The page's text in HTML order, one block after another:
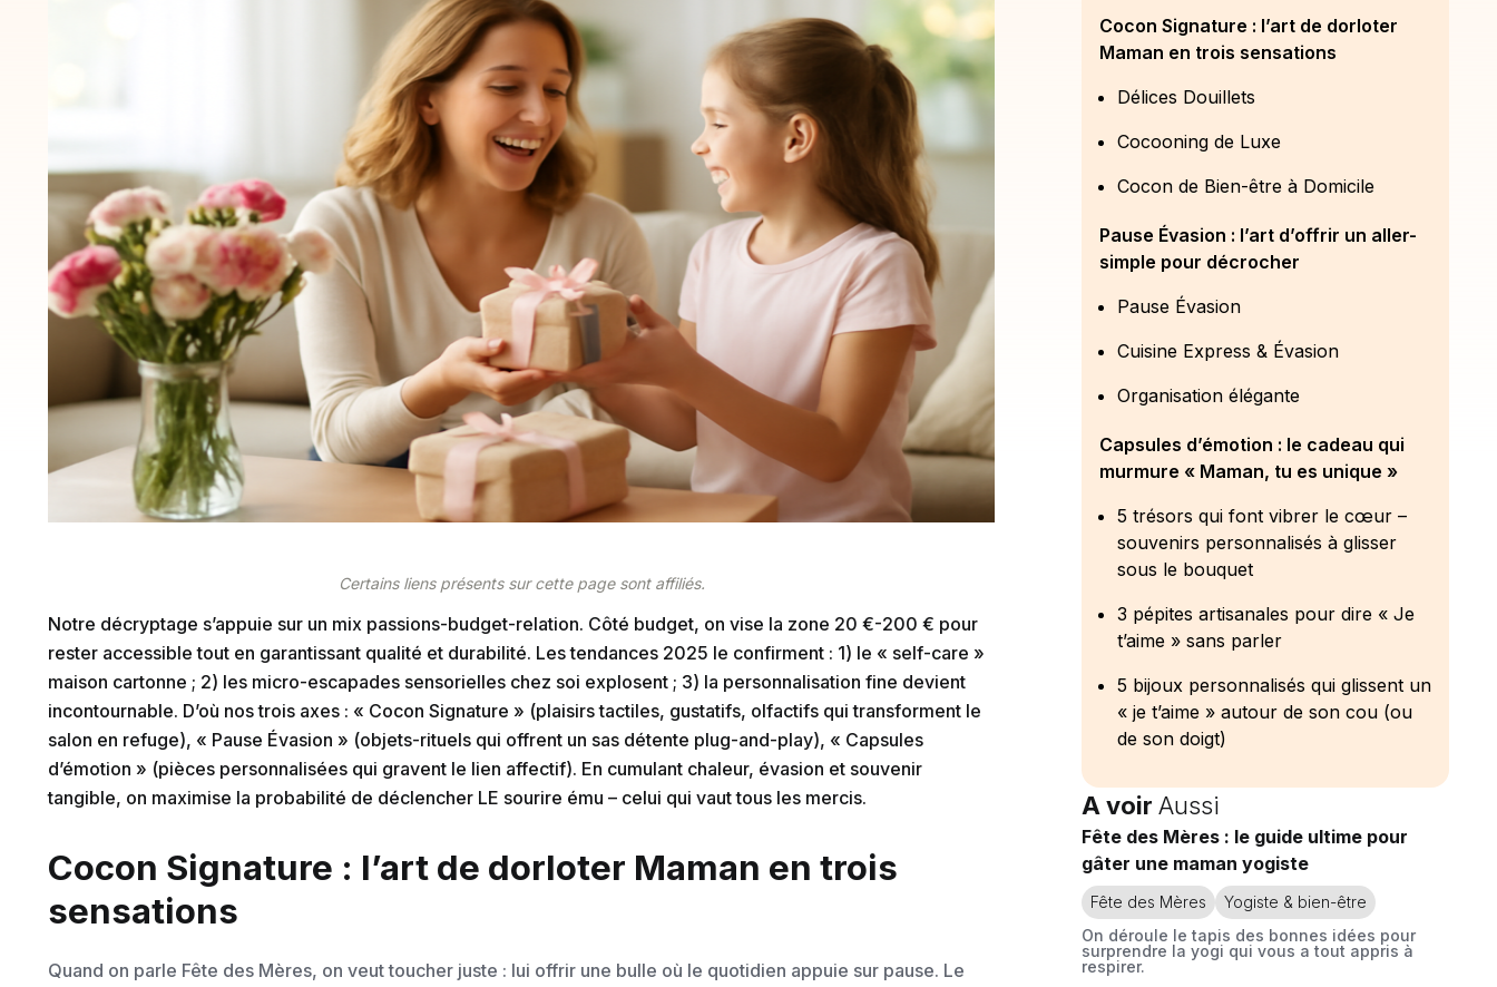
Certains liens présents sur cette page sont affiliés.
Notre décryptage s’appuie sur un mix passions-budget-relation. Côté budget, on vise la zone 20 €-200 € pour
rester accessible tout en garantissant qualité et durabilité. Les tendances 2025 le confirment : 1) le « self-care »
maison cartonne ; 2) les micro-escapades sensorielles chez soi explosent ; 3) la personnalisation fine devient
incontournable. D’où nos trois axes : « Cocon Signature » (plaisirs tactiles, gustatifs, olfactifs qui transforment le
salon en refuge), « Pause Évasion » (objets-rituels qui offrent un sas détente plug-and-play), « Capsules
d’émotion » (pièces personnalisées qui gravent le lien affectif). En cumulant chaleur, évasion et souvenir
tangible, on maximise la probabilité de déclencher LE sourire ému – celui qui vaut tous les mercis.
Cocon Signature : l’art de dorloter Maman en trois
sensations
Quand on parle Fête des Mères, on veut toucher juste : lui offrir une bulle où le quotidien appuie sur pause. Le
Cocon Signature : l’art de dorloter
Maman en trois sensations
Délices Douillets
Cocooning de Luxe
Cocon de Bien-être à Domicile
Pause Évasion : l’art d’offrir un aller-
simple pour décrocher
Pause Évasion
Cuisine Express & Évasion
Organisation élégante
Capsules d’émotion : le cadeau qui
murmure « Maman, tu es unique »
5 trésors qui font vibrer le cœur –
souvenirs personnalisés à glisser
sous le bouquet
3 pépites artisanales pour dire « Je
t’aime » sans parler
5 bijoux personnalisés qui glissent un
« je t’aime » autour de son cou (ou
de son doigt)
A voir Aussi
Fête des Mères : le guide ultime pour
gâter une maman yogiste
Fête des Mères
Yogiste & bien-être
On déroule le tapis des bonnes idées pour
surprendre la yogi qui vous a tout appris à
respirer.